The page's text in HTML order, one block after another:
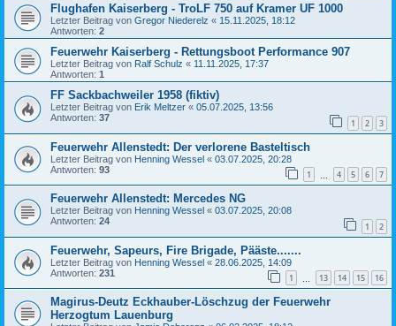
Flughafen Kaiserberg - TroLF 750 auf Kramer UF 1000
Letzter Beitrag von Gregor Niederelz « 15.11.2025, 18:12
Antworten: 2
Feuerwehr Kaiserberg - Rettungsboot Performance 907
Letzter Beitrag von Ralf Schulz « 11.11.2025, 17:37
Antworten: 1
FF Sackbachweiler 1958 (fiktiv)
Letzter Beitrag von Erik Meltzer « 05.07.2025, 13:56
Antworten: 37 1 2 3
Feuerwehr Allenstedt: Der verlorene Basteltisch
Letzter Beitrag von Henning Wessel « 03.07.2025, 20:28
Antworten: 93 1 4 5 6 7
Feuerwehr Allenstedt: Mercedes NG
Letzter Beitrag von Henning Wessel « 03.07.2025, 20:08
Antworten: 24 1 2
Feuerwehr, Sapeurs, Fire Brigade, Pääste.......
Letzter Beitrag von Henning Wessel « 28.06.2025, 14:09
Antworten: 231 1 13 14 15 16
Magirus-Deutz Eckhauber-Löschzug der Feuerwehr
Herzogtum Lauenburg